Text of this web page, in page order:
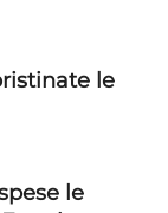
le
le